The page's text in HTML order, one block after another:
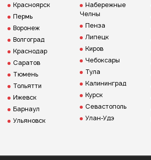
Красноярск
Пермь
Воронеж
Волгоград
Краснодар
Саратов
Тюмень
Тольятти
Ижевск
Барнаул
Ульяновск
Набережные
Челны
Пенза
Липецк
Киров
Чебоксары
Тула
Калининград
Курск
Севастополь
Улан-Удэ